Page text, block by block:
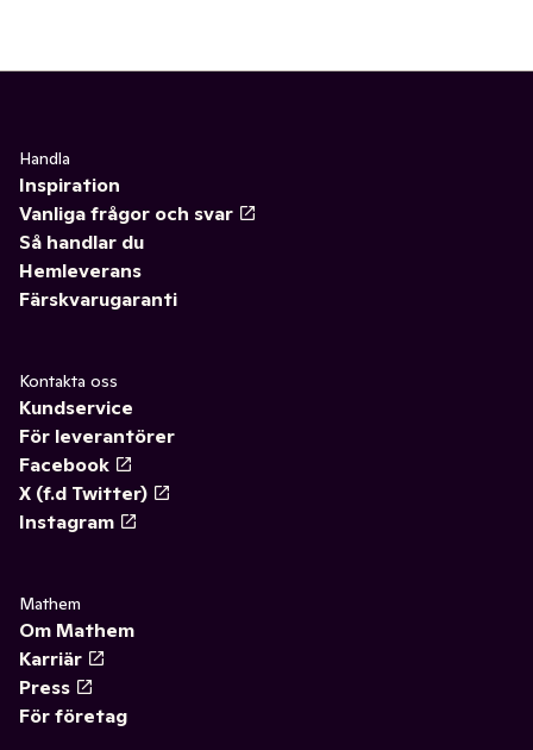
Handla
Inspiration
Vanliga frågor och svar
Så handlar du
Hemleverans
Färskvarugaranti
Kontakta oss
Kundservice
För leverantörer
Facebook
X (f.d Twitter)
Instagram
Mathem
Om Mathem
Karriär
Press
För företag